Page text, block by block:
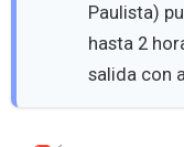
Paulista)
hasta 2
salida con